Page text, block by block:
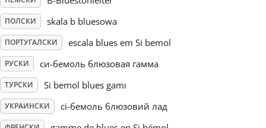
Українська
繁體中文
ПОЛСКИ skala b bluesowa
ПОРТУГАЛСКИ escala blues em Si bemol
РУСКИ си-бемоль блюзовая гамма
ТУРСКИ Si bemol blues gamı
УКРАИНСКИ сі-бемоль блюзовий лад